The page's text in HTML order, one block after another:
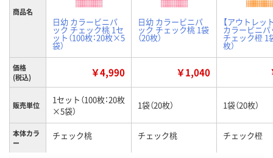
商品名
日幼 カラービニパ
ック チェック桃 1セ
ット（100枚：20枚×5
袋）
日幼 カラービニパ
ック チェック桃 1袋
（20枚）
【アウトレッ
カラービニパ
チェック橙 1
枚）
価格
(税込)
￥4,990 ￥1,040
販売単位
1セット（100枚：20枚
×5袋）
1袋（20枚） 1袋（20枚）
本体カラ
ー
チェック桃 チェック桃 チェック橙